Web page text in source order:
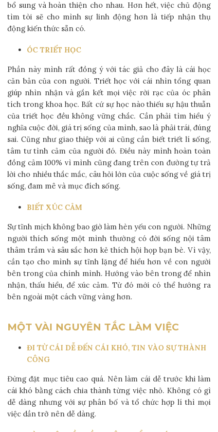
bổ sung và hoàn thiện cho nhau. Hơn hết, việc chủ động
tìm tòi sẽ cho mình sự linh động hơn là tiếp nhận thụ
động kiến thức sẵn có.
ÓC TRIẾT HỌC
Phần này mình rất đồng ý với tác giả cho đây là cái học
căn bản của con người. Triết học với cái nhìn tổng quan
giúp nhìn nhận và gắn kết mọi việc rời rạc của óc phân
tích trong khoa học. Bất cứ sự học nào thiếu sự hậu thuẫn
của triết học đều không vững chắc. Cần phải tìm hiểu ý
nghĩa cuộc đời, giá trị sống của mình, sao là phải trái, đúng
sai. Cũng như giao thiệp với ai cũng cần biết triết lí sống,
tâm tư tình cảm của người đó. Điều này mình hoàn toàn
đồng cảm 100% vì mình cũng đang trên con đường tự trả
lời cho nhiều thắc mắc, câu hỏi lớn của cuộc sống về giá trị
sống, đam mê và mục đích sống.
BIẾT XÚC CẢM
Sự tĩnh mịch không bao giờ làm hèn yếu con người. Những
người thích sống một mình thường có đời sống nội tâm
thâm trầm và sâu sắc hơn kẻ thích hội họp bạn bè. Vì vậy,
cần tạo cho mình sự tĩnh lặng để hiểu hơn về con người
bên trong của chính mình. Hướng vào bên trong để nhìn
nhận, thấu hiểu, để xúc cảm. Từ đó mới có thể hướng ra
bên ngoài một cách vững vàng hơn.
MỘT VÀI NGUYÊN TẮC LÀM VIỆC
ĐI TỪ CÁI DỄ ĐẾN CÁI KHÓ, TIN VÀO SỰ THÀNH
CÔNG
Đừng đặt mục tiêu cao quá. Nên làm cái dễ trước khi làm
cái khó bằng cách chia thành từng việc nhỏ. Không có gì
dễ dàng nhưng với sự phân bố và tổ chức hợp lí thì mọi
việc dần trở nên dễ dàng.